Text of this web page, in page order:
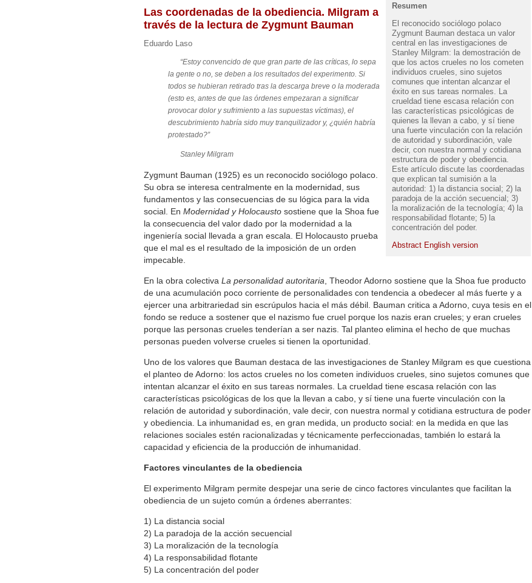
Resumen
El reconocido sociólogo polaco
Zygmunt Bauman destaca un valor
central en las investigaciones de
Stanley Milgram: la demostración de
que los actos crueles no los cometen
individuos crueles, sino sujetos
comunes que intentan alcanzar el
éxito en sus tareas normales. La
crueldad tiene escasa relación con
las características psicológicas de
quienes la llevan a cabo, y sí tiene
una fuerte vinculación con la relación
de autoridad y subordinación, vale
decir, con nuestra normal y cotidiana
estructura de poder y obediencia.
Este artículo discute las coordenadas
que explican tal sumisión a la
autoridad: 1) la distancia social; 2) la
paradoja de la acción secuencial; 3)
la moralización de la tecnología; 4) la
responsabilidad flotante; 5) la
concentración del poder.
Abstract English version
Las coordenadas de la obediencia. Milgram a
través de la lectura de Zygmunt Bauman
Eduardo Laso
“Estoy convencido de que gran parte de las críticas, lo sepa
la gente o no, se deben a los resultados del experimento. Si
todos se hubieran retirado tras la descarga breve o la moderada
(esto es, antes de que las órdenes empezaran a significar
provocar dolor y sufrimiento a las supuestas víctimas), el
descubrimiento habría sido muy tranquilizador y, ¿quién habría
protestado?”
Stanley Milgram
Zygmunt Bauman (1925) es un reconocido sociólogo polaco.
Su obra se interesa centralmente en la modernidad, sus
fundamentos y las consecuencias de su lógica para la vida
social. En Modernidad y Holocausto sostiene que la Shoa fue
la consecuencia del valor dado por la modernidad a la
ingeniería social llevada a gran escala. El Holocausto prueba
que el mal es el resultado de la imposición de un orden
impecable.
En la obra colectiva La personalidad autoritaria , Theodor Adorno sostiene que la Shoa fue producto
de una acumulación poco corriente de personalidades con tendencia a obedecer al más fuerte y a
ejercer una arbitrariedad sin escrúpulos hacia el más débil. Bauman critica a Adorno, cuya tesis en el
fondo se reduce a sostener que el nazismo fue cruel porque los nazis eran crueles; y eran crueles
porque las personas crueles tenderían a ser nazis. Tal planteo elimina el hecho de que muchas
personas pueden volverse crueles si tienen la oportunidad.
Uno de los valores que Bauman destaca de las investigaciones de Stanley Milgram es que cuestiona
el planteo de Adorno: los actos crueles no los cometen individuos crueles, sino sujetos comunes que
intentan alcanzar el éxito en sus tareas normales. La crueldad tiene escasa relación con las
características psicológicas de los que la llevan a cabo, y sí tiene una fuerte vinculación con la
relación de autoridad y subordinación, vale decir, con nuestra normal y cotidiana estructura de poder
y obediencia. La inhumanidad es, en gran medida, un producto social: en la medida en que las
relaciones sociales estén racionalizadas y técnicamente perfeccionadas, también lo estará la
capacidad y eficiencia de la producción de inhumanidad.
Factores vinculantes de la obediencia
El experimento Milgram permite despejar una serie de cinco factores vinculantes que facilitan la
obediencia de un sujeto común a órdenes aberrantes:
1) La distancia social
2) La paradoja de la acción secuencial
3) La moralización de la tecnología
4) La responsabilidad flotante
5) La concentración del poder